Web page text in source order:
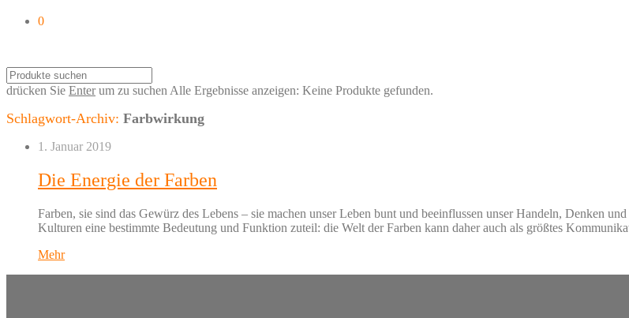
0
drücken Sie Enterum zu suchen Alle Ergebnisse anzeigen: Keine Produkte gefunden.
Schlagwort-Archiv: Farbwirkung
1. Januar 2019
Die Energie der Farben
Farben, sie sind das Gewürz des Lebens – sie machen unser Leben bunt und beeinflussen unser Handeln, Denken
Kulturen eine bestimmte Bedeutung und Funktion zuteil: die Welt der Farben kann daher auch als größtes
Mehr